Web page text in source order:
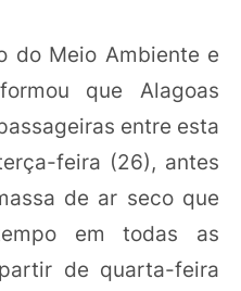
do Meio Ambiente e
que Alagoas
entre esta
feira (26), antes
de ar seco que
em todas as
de quarta-feira